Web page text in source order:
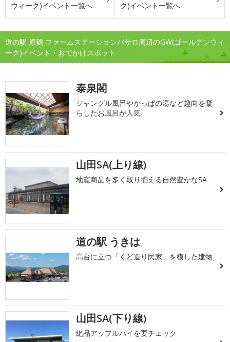
ウィーク)イベント一覧へ
ク)イベント一覧へ
道の駅 原鶴 ファームステーションバサロ周辺のGW(ゴールデンウィ
ーク)イベント・おでかけスポット
泰泉閣
ジャングル風呂やかっぱの湯など趣向を凝
らしたお風呂が人気
山田SA(上り線)
地産商品を多く取り揃える自然豊かなSA
道の駅 うきは
高台に立つ「くど造り民家」を模した建物
山田SA(下り線)
絶品アップルパイを要チェック